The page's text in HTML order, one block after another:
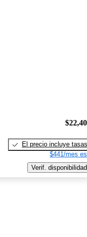
El precio incluye tasas
$441/mes
Verif. disponibilidad